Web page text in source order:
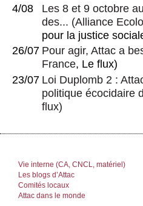
4/08
Les 8 et 9 octobre
des... (Alliance
pour la justice
26/07 Pour agir, Attac a
France, Le flux)
23/07 Loi Duplomb 2 :
politique écocidaire
flux)
Vie interne (CA, CNCL, matériel)
Les blogs d’Attac
Comités locaux
Attac dans le monde